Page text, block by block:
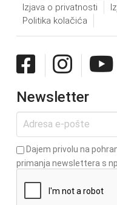
Izjava o privatnosti
Politika kolačića
Newsletter
Dajem privolu na
primanja newslettera s